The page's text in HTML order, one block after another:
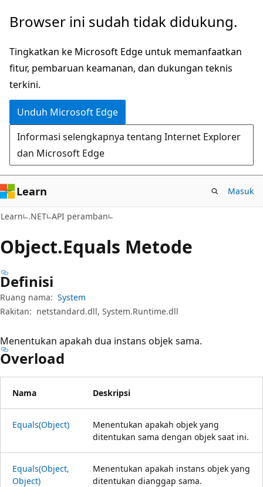
Lompati
konten
utama
Lewati
navigasi
dalam
halaman
Browser ini sudah tidak didukung.
Tingkatkan ke Microsoft Edge untuk memanfaatkan
fitur, pembaruan keamanan, dan dukungan teknis
terkini.
Unduh Microsoft Edge
Informasi selengkapnya tentang Internet Explorer
dan Microsoft Edge
Learn Masuk
Learn .NET API peramban
Object.Equals Metode
Definisi
Ruang nama: System
Rakitan: netstandard.dll, System.Runtime.dll
Menentukan apakah dua instans objek sama.
Overload
Nama Deskripsi
Equals(Object)
Menentukan apakah objek yang
ditentukan sama dengan objek saat ini.
Equals(Object,
Object)
Menentukan apakah instans objek yang
ditentukan dianggap sama.